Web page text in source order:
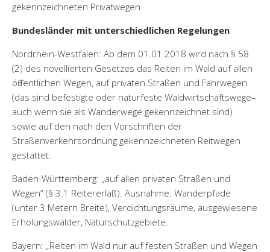
gekennzeichneten Privatwegen
Bundesländer mit unterschiedlichen Regelungen
Nordrhein-Westfalen: Ab dem 01.01.2018 wird nach § 58
(2) des novellierten Gesetzes das Reiten im Wald auf allen
öﬀentlichen Wegen, auf privaten Straßen und Fahrwegen
(das sind befestigte oder naturfeste Waldwirtschaftswege–
auch wenn sie als Wanderwege gekennzeichnet sind)
sowie auf den nach den Vorschriften der
Straßenverkehrsordnung gekennzeichneten Reitwegen
gestattet.
Baden-Württemberg: „auf allen privaten Straßen und
Wegen“ (§ 3.1 Reitererlaß). Ausnahme: Wanderpfade
(unter 3 Metern Breite), Verdichtungsräume, ausgewiesene
Erholungswälder, Naturschutzgebiete.
Bayern: „Reiten im Wald nur auf festen Straßen und Wegen